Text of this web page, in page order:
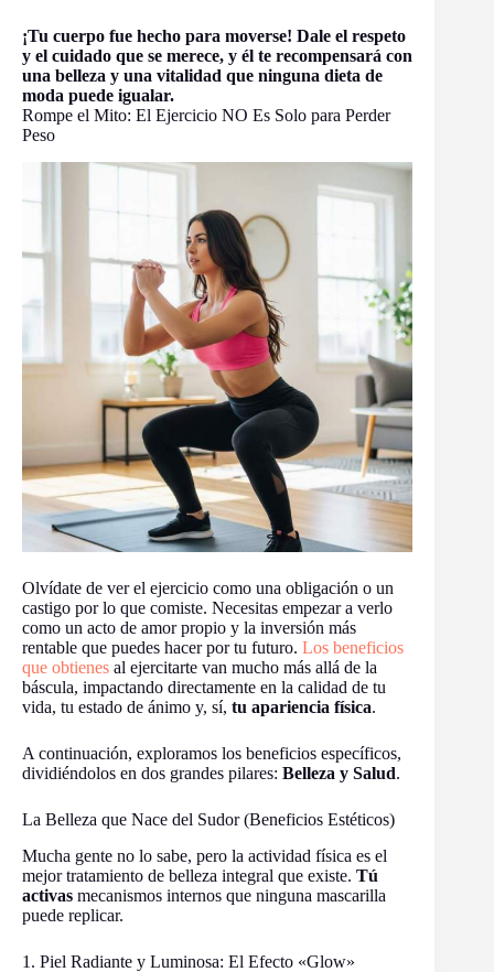
¡Tu cuerpo fue hecho para moverse! Dale el respeto
y el cuidado que se merece, y él te recompensará con
una belleza y una vitalidad que ninguna dieta de
moda puede igualar.
Rompe el Mito: El Ejercicio NO Es Solo para Perder
Peso
Olvídate de ver el ejercicio como una obligación o un
castigo por lo que comiste. Necesitas empezar a verlo
como un acto de amor propio y la inversión más
rentable que puedes hacer por tu futuro. Los beneficios
que obtienes al ejercitarte van mucho más allá de la
báscula, impactando directamente en la calidad de tu
vida, tu estado de ánimo y, sí, tu apariencia física.
A continuación, exploramos los beneficios específicos,
dividiéndolos en dos grandes pilares: Belleza y Salud.
La Belleza que Nace del Sudor (Beneficios Estéticos)
Mucha gente no lo sabe, pero la actividad física es el
mejor tratamiento de belleza integral que existe. Tú
activas mecanismos internos que ninguna mascarilla
puede replicar.
1. Piel Radiante y Luminosa: El Efecto «Glow»